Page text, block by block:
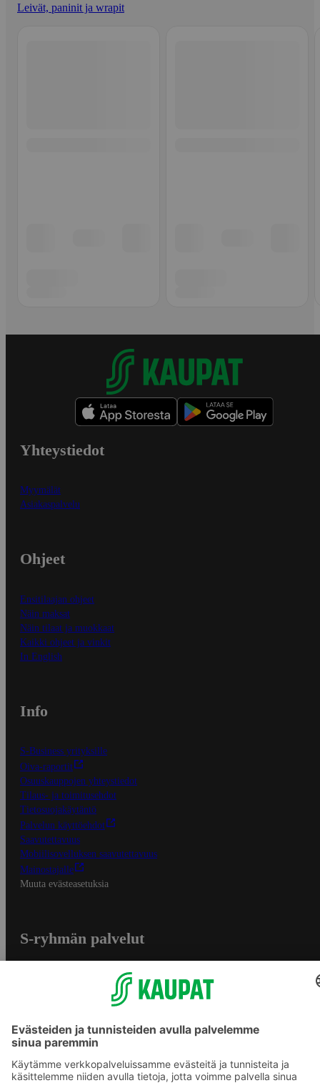
Leivät, paninit ja wrapit
Yhteystiedot
Myymälät
Asiakaspalvelu
Ohjeet
Ensitilaajan ohjeet
Näin maksat
Näin tilaat ja muokkaat
Kaikki ohjeet ja vinkit
In English
Info
S-Business yrityksille
Oiva-raportit
Osuuskauppojen yhteystiedot
Tilaus- ja toimitusehdot
Tietosuojakäytäntö
Palvelun käyttöehdot
Saavutettavuus
Mobiilisovelluksen saavutettavuus
Mainostajalle
Muuta evästeasetuksia
S-ryhmän palvelut
S-ostoslista -sovellus
Prisma.fi
Sokos.fi
S-Pankki